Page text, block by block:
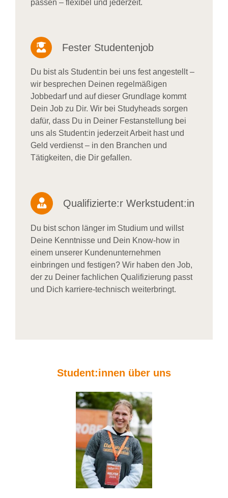
passen – flexibel und jederzeit.
Fester Studentenjob
Du bist als Student:in bei uns fest angestellt –
wir besprechen Deinen regelmäßigen
Jobbedarf und auf dieser Grundlage kommt
Dein Job zu Dir. Wir bei Studyheads sorgen
dafür, dass Du in Deiner Festanstellung bei
uns als Student:in jederzeit Arbeit hast und
Geld verdienst – in den Branchen und
Tätigkeiten, die Dir gefallen.
Qualifizierte:r Werkstudent:in
Du bist schon länger im Studium und willst
Deine Kenntnisse und Dein Know-how in
einem unserer Kundenunternehmen
einbringen und festigen? Wir haben den Job,
der zu Deiner fachlichen Qualifizierung passt
und Dich karriere-technisch weiterbringt.
Student:innen über uns